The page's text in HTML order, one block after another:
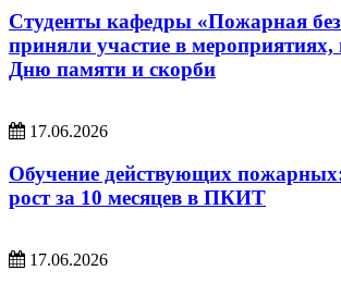
Студенты кафедры «Пожарная
приняли участие в
Дню памяти и скорби
17.06.2026
Обучение действующих
рост за 10 месяцев в ПКИТ
17.06.2026